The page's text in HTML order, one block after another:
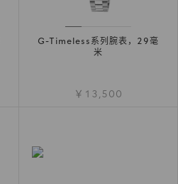
G-Timeless系列腕表，29毫
米
￥13,500